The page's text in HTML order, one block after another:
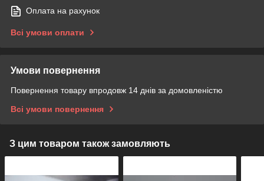
Оплата на рахунок
Всі умови оплати
Умови повернення
Повернення товару впродовж 14 днів за домовленістю
Всі умови повернення
З цим товаром також замовляють